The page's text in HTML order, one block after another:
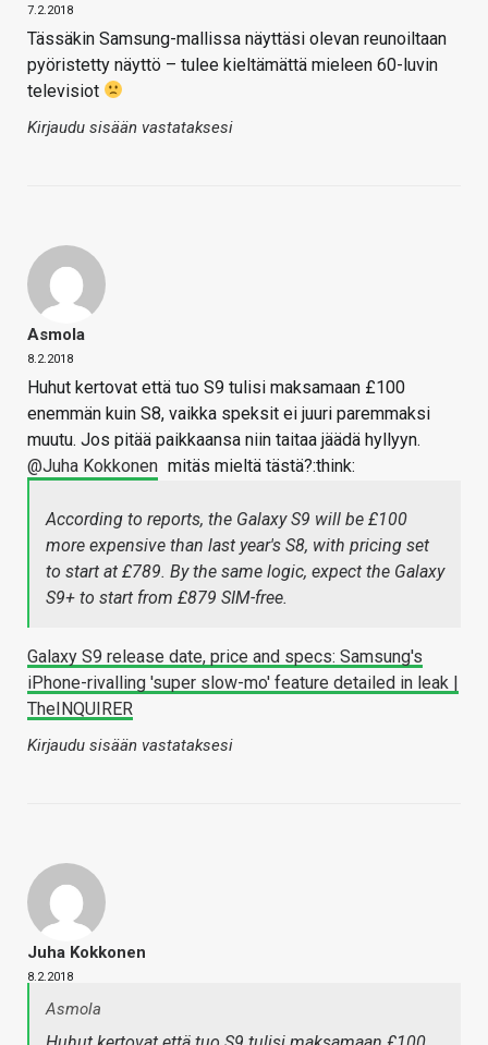
7.2.2018
Tässäkin Samsung-mallissa näyttäsi olevan reunoiltaan
pyöristetty näyttö – tulee kieltämättä mieleen 60-luvin
televisiot
Kirjaudu sisään vastataksesi
Asmola
8.2.2018
Huhut kertovat että tuo S9 tulisi maksamaan £100
enemmän kuin S8, vaikka speksit ei juuri paremmaksi
muutu. Jos pitää paikkaansa niin taitaa jäädä hyllyyn.
@Juha Kokkonen mitäs mieltä tästä?:think:
According to reports, the Galaxy S9 will be £100
more expensive than last year's S8, with pricing set
to start at £789. By the same logic, expect the Galaxy
S9+ to start from £879 SIM-free.
Galaxy S9 release date, price and specs: Samsung's
iPhone-rivalling 'super slow-mo' feature detailed in leak |
TheINQUIRER
Kirjaudu sisään vastataksesi
Juha Kokkonen
8.2.2018
Asmola